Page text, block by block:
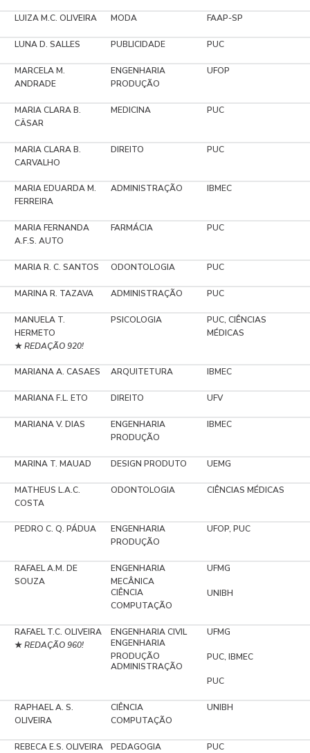
LUIZA M.C. OLIVEIRA MODA FAAP-SP
LUNA D. SALLES PUBLICIDADE PUC
MARCELA M.
ANDRADE
ENGENHARIA
PRODUÇÃO
UFOP
MARIA CLARA B.
CÄSAR
MEDICINA PUC
MARIA CLARA B.
CARVALHO
DIREITO PUC
MARIA EDUARDA M.
FERREIRA
ADMINISTRAÇÃO IBMEC
MARIA FERNANDA
A.F.S. AUTO
FARMÁCIA PUC
MARIA R. C. SANTOS ODONTOLOGIA PUC
MARINA R. TAZAVA ADMINISTRAÇÃO PUC
MANUELA T.
HERMETO
★ REDAÇÃO 920!
PSICOLOGIA
PUC, CIÊNCIAS
MÉDICAS
MARIANA A. CASAES ARQUITETURA IBMEC
MARIANA F.L. ETO DIREITO UFV
MARIANA V. DIAS
ENGENHARIA
PRODUÇÃO
IBMEC
MARINA T. MAUAD DESIGN PRODUTO UEMG
MATHEUS L.A.C.
COSTA
ODONTOLOGIA CIÊNCIAS MÉDICAS
PEDRO C. Q. PÁDUA
ENGENHARIA
PRODUÇÃO
UFOP, PUC
RAFAEL A.M. DE
SOUZA
ENGENHARIA
MECÂNICA
CIÊNCIA
COMPUTAÇÃO
UFMG
UNIBH
RAFAEL T.C. OLIVEIRA
★ REDAÇÃO 960!
ENGENHARIA CIVIL
ENGENHARIA
PRODUÇÃO
ADMINISTRAÇÃO
UFMG
PUC, IBMEC
PUC
RAPHAEL A. S.
OLIVEIRA
CIÊNCIA
COMPUTAÇÃO
UNIBH
REBECA E.S. OLIVEIRA PEDAGOGIA PUC